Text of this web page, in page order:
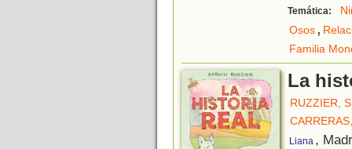
Temática:
Osos,
Familia
La
RUZZIER,
Liana ,